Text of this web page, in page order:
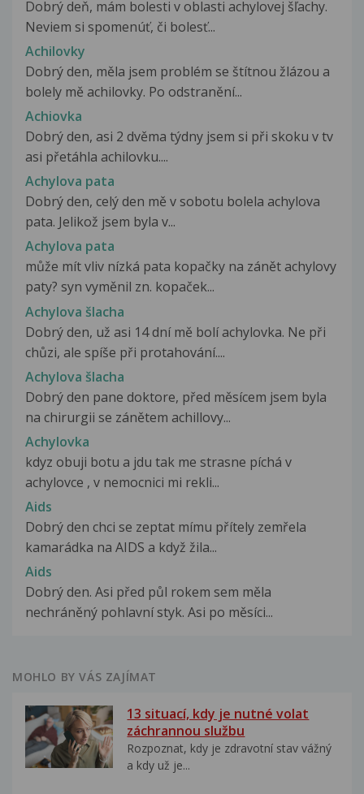
Dobrý deň, mám bolesti v oblasti achylovej šľachy.
Neviem si spomenúť, či bolesť...
Achilovky
Dobrý den, měla jsem problém se štítnou žlázou a
bolely mě achilovky. Po odstranění...
Achiovka
Dobrý den, asi 2 dvěma týdny jsem si při skoku v tv
asi přetáhla achilovku....
Achylova pata
Dobrý den, celý den mě v sobotu bolela achylova
pata. Jelikož jsem byla v...
Achylova pata
může mít vliv nízká pata kopačky na zánět achylovy
paty? syn vyměnil zn. kopaček...
Achylova šlacha
Dobrý den, už asi 14 dní mě bolí achylovka. Ne při
chůzi, ale spíše při protahování....
Achylova šlacha
Dobrý den pane doktore, před měsícem jsem byla
na chirurgii se zánětem achillovy...
Achylovka
kdyz obuji botu a jdu tak me strasne píchá v
achylovce , v nemocnici mi rekli...
Aids
Dobrý den chci se zeptat mímu přítely zemřela
kamarádka na AIDS a když žila...
Aids
Dobrý den. Asi před půl rokem sem měla
nechráněný pohlavní styk. Asi po měsíci...
MOHLO BY VÁS ZAJÍMAT
13 situací, kdy je nutné volat
záchrannou službu
Rozpoznat, kdy je zdravotní stav vážný
a kdy už je...